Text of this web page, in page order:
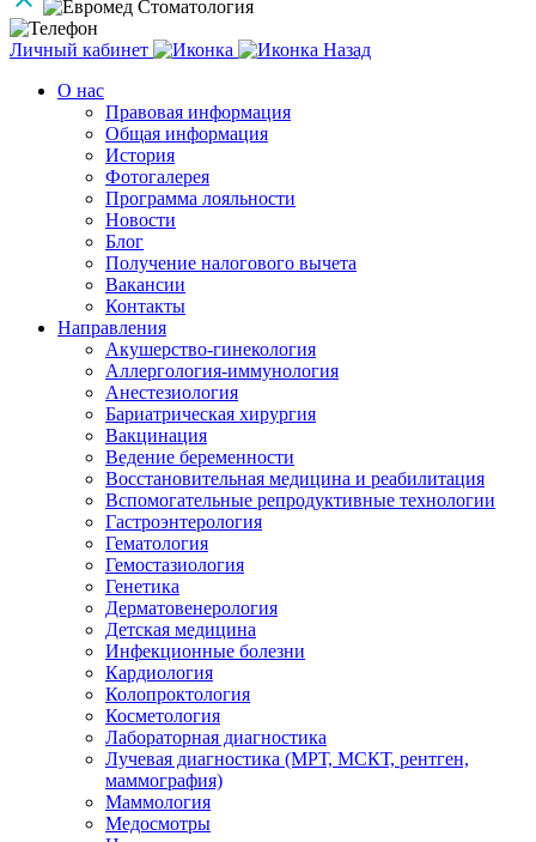
Личный кабинет
Назад
О нас
Правовая информация
Общая информация
История
Фотогалерея
Программа лояльности
Новости
Блог
Получение налогового вычета
Вакансии
Контакты
Направления
Акушерство-гинекология
Аллергология-иммунология
Анестезиология
Бариатрическая хирургия
Вакцинация
Ведение беременности
Восстановительная медицина и реабилитация
Вспомогательные репродуктивные технологии
Гастроэнтерология
Гематология
Гемостазиология
Генетика
Дерматовенерология
Детская медицина
Инфекционные болезни
Кардиология
Колопроктология
Косметология
Лабораторная диагностика
Лучевая диагностика (МРТ, МСКТ, рентген,
маммография)
Маммология
Медосмотры